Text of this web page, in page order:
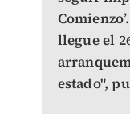
llegue el
estado",